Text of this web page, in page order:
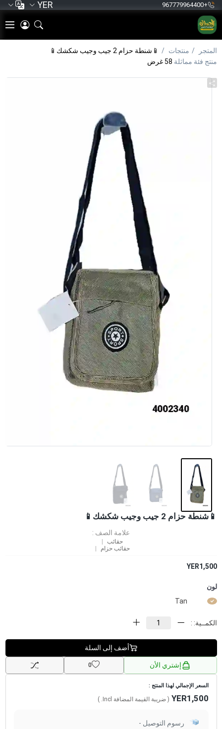
+967779964400
YER
المتجر منتجات
📱شنطة حزام 2 جيب وجيب شكشك📱
منتج فئة مماثلة 58 غرض
📱شنطة حزام 2 جيب وجيب شكشك📱
علامة الصف :
حقائب
حقائب حزام
YER1,500
لون
Tan
الكمــية: :
أضف إلى السلة
إشتري الأن 0
السعر الإجمالي لهذا المنتج :
YER1,500 ( ضريبة القيمة المضافة Incl.
)
رسوم التوصيل -